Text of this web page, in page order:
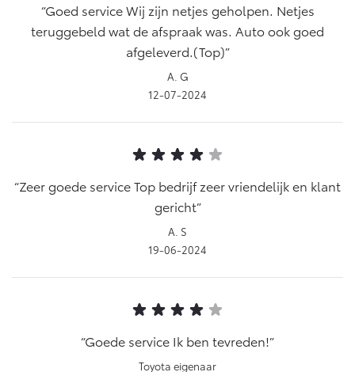
Goed service Wij zijn netjes geholpen. Netjes
teruggebeld wat de afspraak was. Auto ook goed
afgeleverd.(Top)
A. G
12-07-2024
Zeer goede service Top bedrijf zeer vriendelijk en klant
gericht
A. S
19-06-2024
Goede service Ik ben tevreden!
Toyota eigenaar